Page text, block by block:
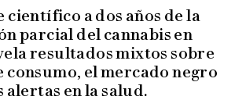
a dos años de la
parcial del cannabis en
resultados mixtos sobre
consumo, el mercado negro
alertas en la salud.